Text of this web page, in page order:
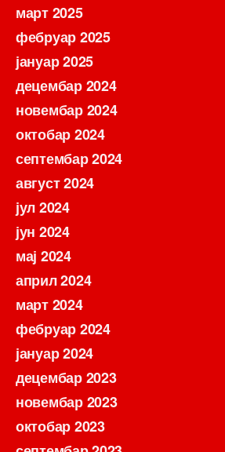
март 2025
фебруар 2025
јануар 2025
децембар 2024
новембар 2024
октобар 2024
септембар 2024
август 2024
јул 2024
јун 2024
мај 2024
април 2024
март 2024
фебруар 2024
јануар 2024
децембар 2023
новембар 2023
октобар 2023